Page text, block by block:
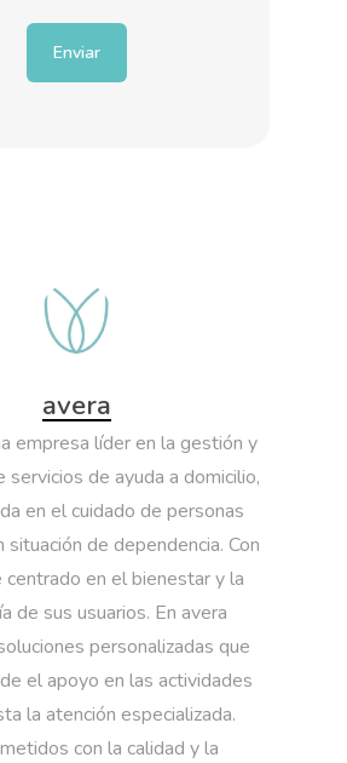
avera
empresa líder en la gestión y
servicios de ayuda a domicilio,
en el cuidado de personas
situación de dependencia. Con
centrado en el bienestar y la
de sus usuarios. En avera
personalizadas que
el apoyo en las actividades
la atención especializada.
con la calidad y la